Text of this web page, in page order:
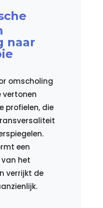
naar
omscholing
vertonen
profielen, die
een
het
verrijkt de